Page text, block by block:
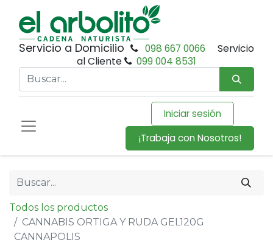
Servicio a Domicilio 098 667 0066
Servicio
al Cliente
099 004 8531
Iniciar sesión
¡Trabaja con Nosotros!
Todos los productos
CANNABIS ORTIGA Y RUDA GEL120G
CANNAPOLIS